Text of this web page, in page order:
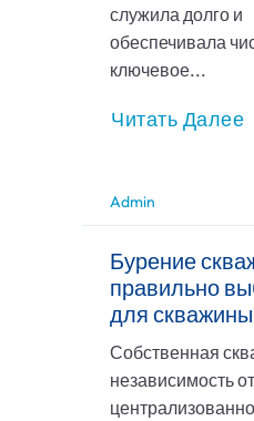
служила долго и
обеспечивала
ключевое...
Читать Далее
Admin
Бурение
правильно
для
Собственная
независимость от